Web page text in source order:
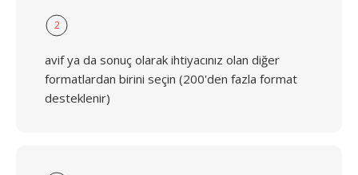
2
avif ya da sonuç olarak ihtiyacınız olan diğer
formatlardan birini seçin (200'den fazla format
desteklenir)